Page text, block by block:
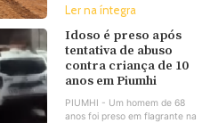
Ler na íntegra
Idoso é preso após
tentativa de abuso
contra criança de 10
anos em Piumhi
PIUMHI - Um homem de 68
anos foi preso em flagrante na